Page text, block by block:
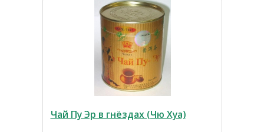
Чай Пу Эр в гнёздах (Чю Хуа)